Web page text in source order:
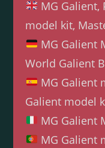
MG Galient,
model kit,
MG Galient
World Galient
MG Galient
Galient model
MG Galient
MG Galient